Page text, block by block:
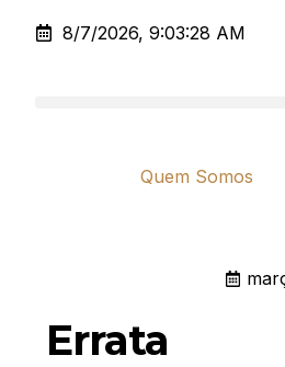
8/7/2026, 9:03:28 AM
Quem Somos
Errata